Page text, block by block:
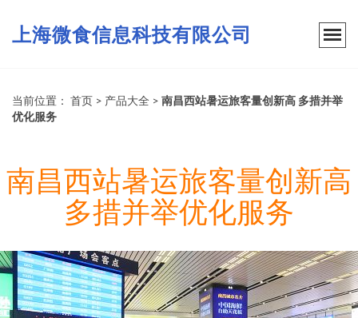
上海微食信息科技有限公司
当前位置： 首页 > 产品大全 > 南昌西站暑运旅客量创新高 多措并举
优化服务
南昌西站暑运旅客量创新高
多措并举优化服务